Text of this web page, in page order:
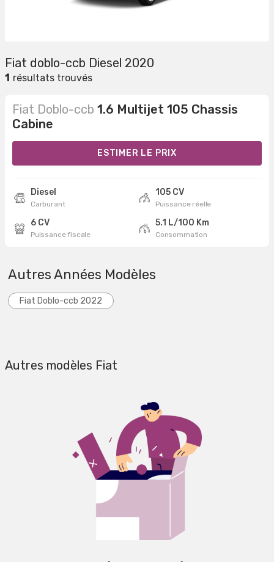
Fiat doblo-ccb Diesel 2020
1 résultats trouvés
Fiat Doblo-ccb 1.6 Multijet 105 Chassis
Cabine
ESTIMER LE PRIX
Diesel
Carburant
105 CV
Puissance réelle
6 CV
Puissance fiscale
5.1 L/100 Km
Consommation
Autres Années Modèles
Fiat Doblo-ccb 2022
Autres modèles Fiat